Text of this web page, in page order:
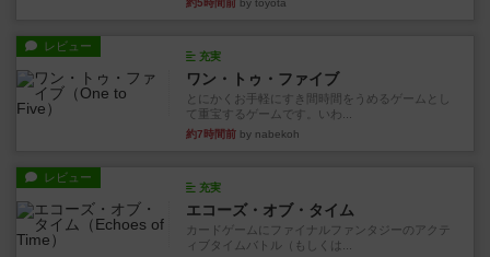
約5時間前 by toyota
レビュー
充実
ワン・トゥ・ファイブ
とにかくお手軽にすき間時間をうめるゲームとし
て重宝するゲームです。いわ...
約7時間前 by nabekoh
レビュー
充実
エコーズ・オブ・タイム
カードゲームにファイナルファンタジーのアクテ
ィブタイムバトル（もしくは...